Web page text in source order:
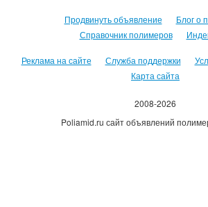
Продвинуть объявление
Блог о
Справочник полимеров
Реклама на сайте Служба поддержки
Карта сайта
2008-2026
Poliamid.ru сайт объявлений